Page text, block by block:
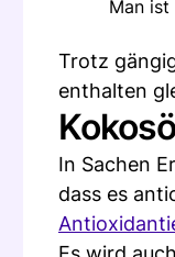
Man ist
Trotz
enthalten
In Sachen
dass es